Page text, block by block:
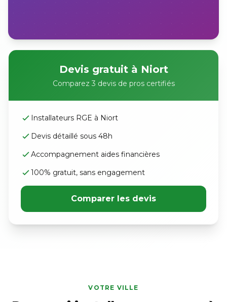
Devis gratuit à Niort
Comparez 3 devis de pros certifiés
Installateurs RGE à Niort
Devis détaillé sous 48h
Accompagnement aides financières
100% gratuit, sans engagement
Comparer les devis
VOTRE VILLE